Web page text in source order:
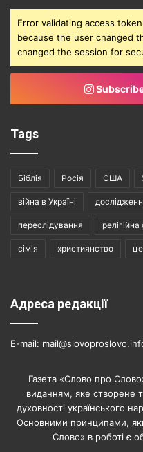
Error validating access
because the user changed
changed the session for
Tags
Біблія Росія США
війна в Україні
переслідування
сім'я християнство
Адреса редакції
E-mail:
Газета «Слово про
виданням, яке створене
духовності українського
Основними принципами,
Слово» в роботі є